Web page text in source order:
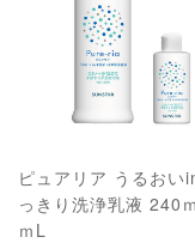
ピュアリア うるおい
っきり洗浄乳液 240
ｍL